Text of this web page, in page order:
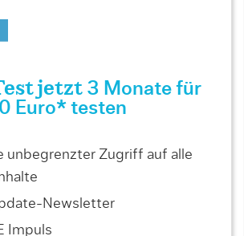
jetzt 3 Monate für
Euro* testen
unbegrenzter Zugriff auf alle
Newsletter
Impuls